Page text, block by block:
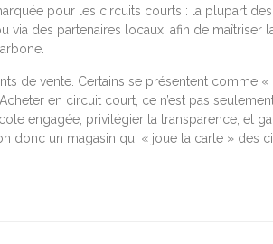
pour les circuits courts : la plupart
des partenaires locaux, afin de maîtriser
de vente. Certains se présentent comme «
en circuit court, ce n’est pas
engagée, privilégier la transparence, et
donc un magasin qui « joue la carte » des